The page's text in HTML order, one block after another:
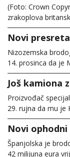
(Foto: Crown
zrakoplova
Novi
Nizozemska
14. prosinca da je
Još kamiona
Proizvođač
29. rujna da mu je
Novi
Španjolska je
42 milijuna eura